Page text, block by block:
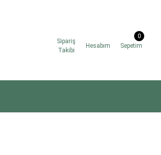
Sipariş
Takibi
Hesabım Sepetim
0